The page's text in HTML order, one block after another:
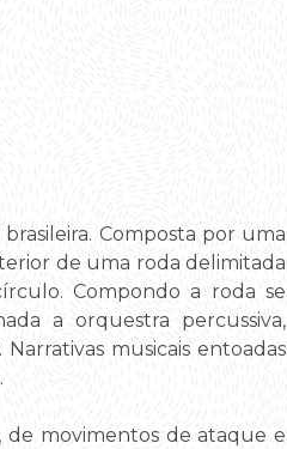
Composta por uma
de uma roda delimitada
Compondo a roda se
a orquestra percussiva,
musicais entoadas
de movimentos de ataque e